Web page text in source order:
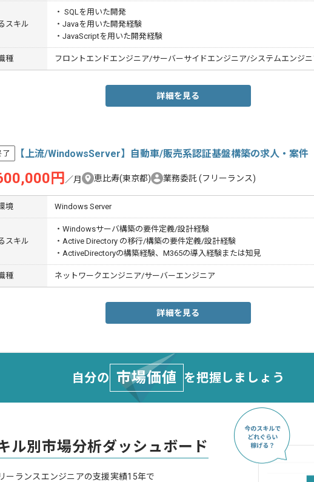
スキル
・ SQLを用いた開発
・Javaを用いた開発経験
・JavaScriptを用いた開発経験
種 フロントエンドエンジニア/サーバーサイドエンジニア/システムエンジニ
詳細を見る
了 【上流/WindowsServer】自動車/販売系認証基盤構築の求人・案件
円 ／月 恵比寿(東京都) 業務委託 (フリーランス)
境 Windows Server
スキル
・Windowsサーバ構築の要件定義/設計経験
・Active Directory の移行/構築の要件定義/設計経験
・ActiveDirectoryの構築経験、M365の導入経験または知見
種 ネットワークエンジニア/サーバーエンジニア
詳細を見る
自分の 市場価値 を把握しましょう
ル別市場分析ダッシュボード
ーランスエンジニアの支援実績15年で